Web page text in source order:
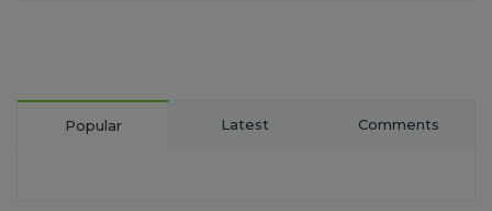
Popular Latest Comments